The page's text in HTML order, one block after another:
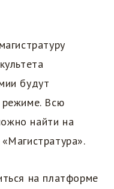
будут
режиме. Всю
найти на
на платформе